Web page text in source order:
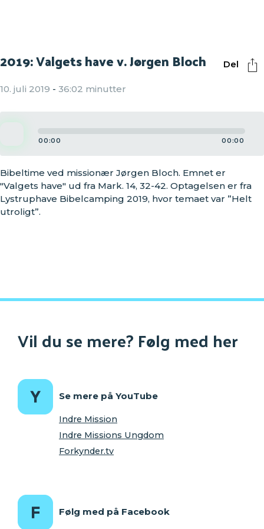
Del
2019: Valgets have v. Jørgen Bloch
10. juli 2019 - 36:02 minutter
Audio
00:00 00:00
Bibeltime ved missionær Jørgen Bloch. Emnet er
"Valgets have" ud fra Mark. 14, 32-42. Optagelsen er fra
Lystruphave Bibelcamping 2019, hvor temaet var ”Helt
utroligt”.
Vil du se mere? Følg med her
Se mere på YouTube
Indre Mission
Indre Missions Ungdom
Forkynder.tv
Følg med på Facebook